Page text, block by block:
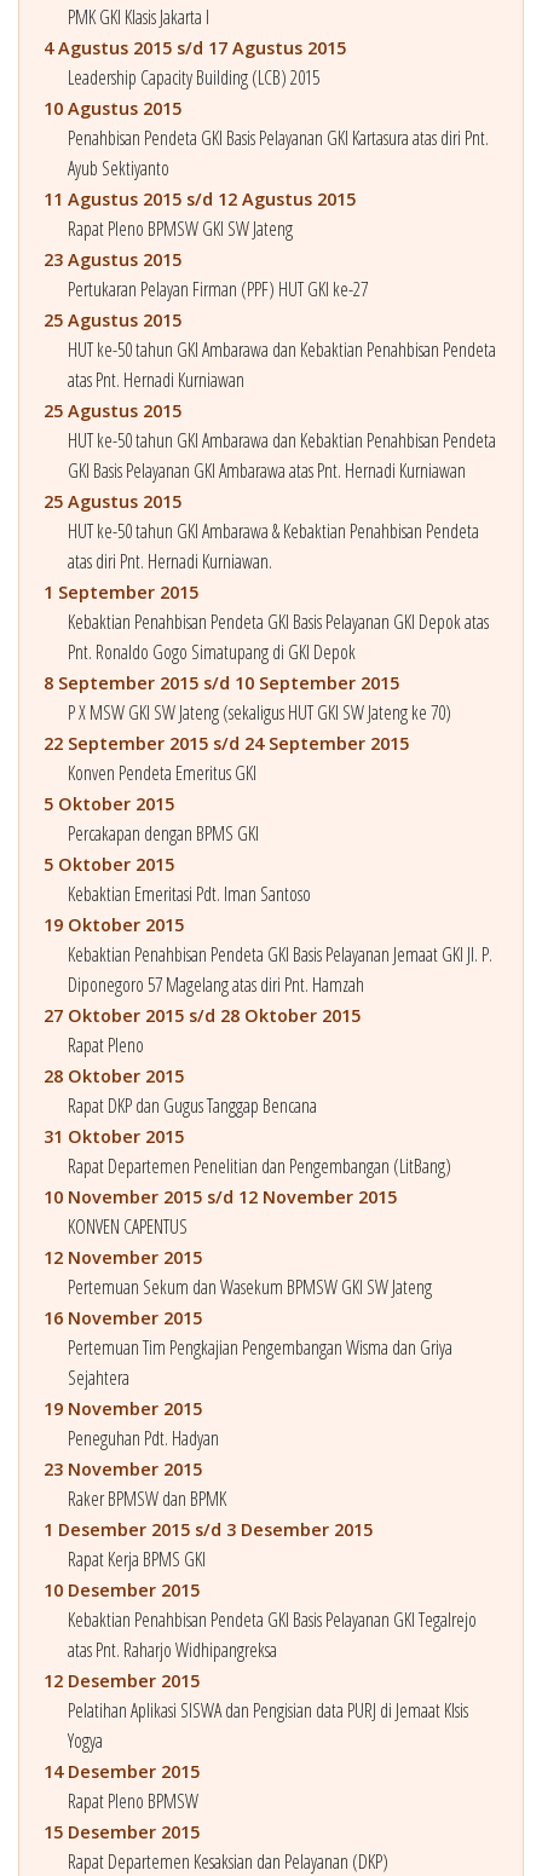
PMK GKI Klasis Jakarta I
4 Agustus 2015 s/d 17 Agustus 2015
Leadership Capacity Building (LCB) 2015
10 Agustus 2015
Penahbisan Pendeta GKI Basis Pelayanan GKI Kartasura atas diri Pnt.
Ayub Sektiyanto
11 Agustus 2015 s/d 12 Agustus 2015
Rapat Pleno BPMSW GKI SW Jateng
23 Agustus 2015
Pertukaran Pelayan Firman (PPF) HUT GKI ke-27
25 Agustus 2015
HUT ke-50 tahun GKI Ambarawa dan Kebaktian Penahbisan Pendeta
atas Pnt. Hernadi Kurniawan
25 Agustus 2015
HUT ke-50 tahun GKI Ambarawa dan Kebaktian Penahbisan Pendeta
GKI Basis Pelayanan GKI Ambarawa atas Pnt. Hernadi Kurniawan
25 Agustus 2015
HUT ke-50 tahun GKI Ambarawa & Kebaktian Penahbisan Pendeta
atas diri Pnt. Hernadi Kurniawan.
1 September 2015
Kebaktian Penahbisan Pendeta GKI Basis Pelayanan GKI Depok atas
Pnt. Ronaldo Gogo Simatupang di GKI Depok
8 September 2015 s/d 10 September 2015
P X MSW GKI SW Jateng (sekaligus HUT GKI SW Jateng ke 70)
22 September 2015 s/d 24 September 2015
Konven Pendeta Emeritus GKI
5 Oktober 2015
Percakapan dengan BPMS GKI
5 Oktober 2015
Kebaktian Emeritasi Pdt. Iman Santoso
19 Oktober 2015
Kebaktian Penahbisan Pendeta GKI Basis Pelayanan Jemaat GKI Jl. P.
Diponegoro 57 Magelang atas diri Pnt. Hamzah
27 Oktober 2015 s/d 28 Oktober 2015
Rapat Pleno
28 Oktober 2015
Rapat DKP dan Gugus Tanggap Bencana
31 Oktober 2015
Rapat Departemen Penelitian dan Pengembangan (LitBang)
10 November 2015 s/d 12 November 2015
KONVEN CAPENTUS
12 November 2015
Pertemuan Sekum dan Wasekum BPMSW GKI SW Jateng
16 November 2015
Pertemuan Tim Pengkajian Pengembangan Wisma dan Griya
Sejahtera
19 November 2015
Peneguhan Pdt. Hadyan
23 November 2015
Raker BPMSW dan BPMK
1 Desember 2015 s/d 3 Desember 2015
Rapat Kerja BPMS GKI
10 Desember 2015
Kebaktian Penahbisan Pendeta GKI Basis Pelayanan GKI Tegalrejo
atas Pnt. Raharjo Widhipangreksa
12 Desember 2015
Pelatihan Aplikasi SISWA dan Pengisian data PURJ di Jemaat Klsis
Yogya
14 Desember 2015
Rapat Pleno BPMSW
15 Desember 2015
Rapat Departemen Kesaksian dan Pelayanan (DKP)